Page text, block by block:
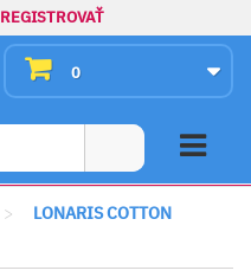
REGISTROVAŤ
0
>
LONARIS COTTON